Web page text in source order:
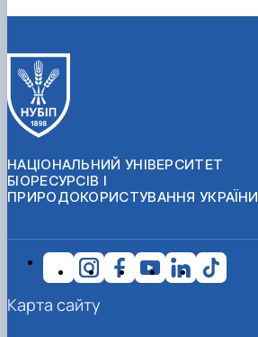
НАЦІОНАЛЬНИЙ УНІВЕРСИТЕТ
БІОРЕСУРСІВ І
ПРИРОДОКОРИСТУВАННЯ УКРАЇНИ
Карта сайту